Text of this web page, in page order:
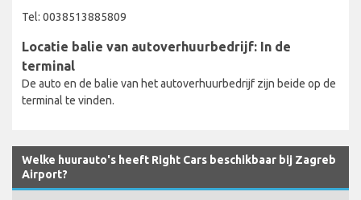
Tel: 0038513885809
Locatie balie van autoverhuurbedrijf: In de
terminal
De auto en de balie van het autoverhuurbedrijf zijn beide op de
terminal te vinden.
Welke huurauto's heeft Right Cars beschikbaar bij Zagreb
Airport?